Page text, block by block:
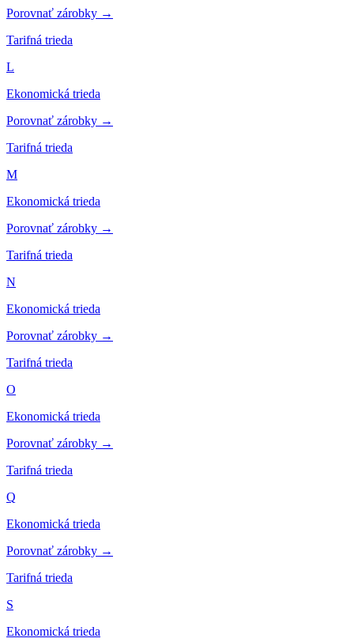
Porovnať zárobky →
Tarifná trieda
L
Ekonomická trieda
Porovnať zárobky →
Tarifná trieda
M
Ekonomická trieda
Porovnať zárobky →
Tarifná trieda
N
Ekonomická trieda
Porovnať zárobky →
Tarifná trieda
O
Ekonomická trieda
Porovnať zárobky →
Tarifná trieda
Q
Ekonomická trieda
Porovnať zárobky →
Tarifná trieda
S
Ekonomická trieda